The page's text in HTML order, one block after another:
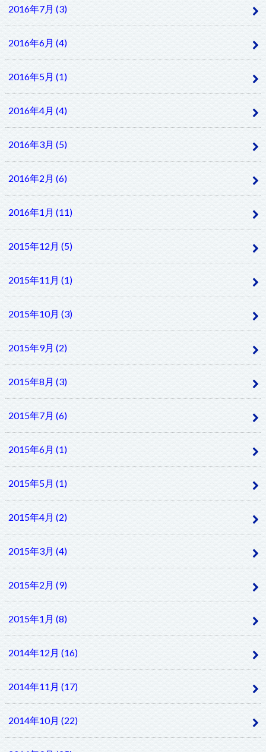
2016年7月 (3)
2016年6月 (4)
2016年5月 (1)
2016年4月 (4)
2016年3月 (5)
2016年2月 (6)
2016年1月 (11)
2015年12月 (5)
2015年11月 (1)
2015年10月 (3)
2015年9月 (2)
2015年8月 (3)
2015年7月 (6)
2015年6月 (1)
2015年5月 (1)
2015年4月 (2)
2015年3月 (4)
2015年2月 (9)
2015年1月 (8)
2014年12月 (16)
2014年11月 (17)
2014年10月 (22)